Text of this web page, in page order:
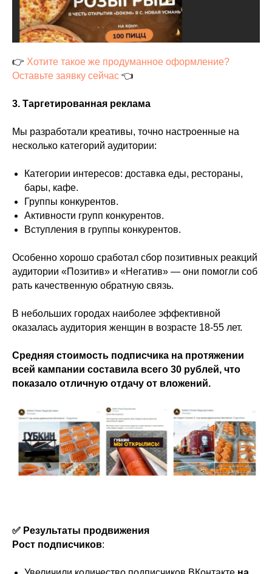
👉 Хотите такое же продуманное оформление?
Оставьте заявку сейчас 👈
3. Таргетированная реклама
Мы разработали креативы, точно настроенные на
несколько категорий аудитории:
Категории интересов: доставка еды, рестораны,
бары, кафе.
Группы конкурентов.
Активности групп конкурентов.
Вступления в группы конкурентов.
Особенно хорошо сработал сбор позитивных реакций
аудитории «Позитив» и «Негатив» — они помогли соб
рать качественную обратную связь.
В небольших городах наиболее эффективной
оказалась аудитория женщин в возрасте 18-55 лет.
Средняя стоимость подписчика на протяжении
всей кампании составила всего 30 рублей, что
показало отличную отдачу от вложений.
✅ Результаты продвижения
Рост подписчиков: